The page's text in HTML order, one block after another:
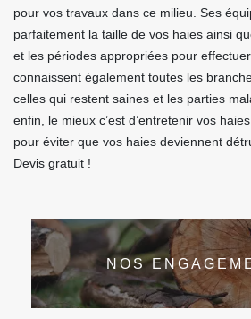
pour vos travaux dans ce milieu. Ses
parfaitement la taille de vos haies ainsi
et les périodes appropriées pour
connaissent également toutes les
celles qui restent saines et les parties
enfin, le mieux c’est d’entretenir vos
pour éviter que vos haies deviennent
Devis gratuit !
NOS